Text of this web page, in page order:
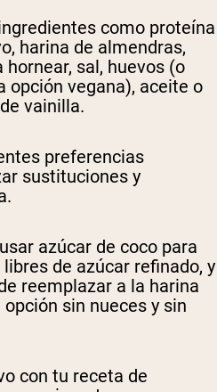
como proteína
harina de almendras,
sal, huevos (o
opción vegana), aceite o
vainilla.
preferencias
sustituciones y
azúcar de coco para
de azúcar refinado, y
reemplazar a la harina
sin nueces y sin
con tu receta de